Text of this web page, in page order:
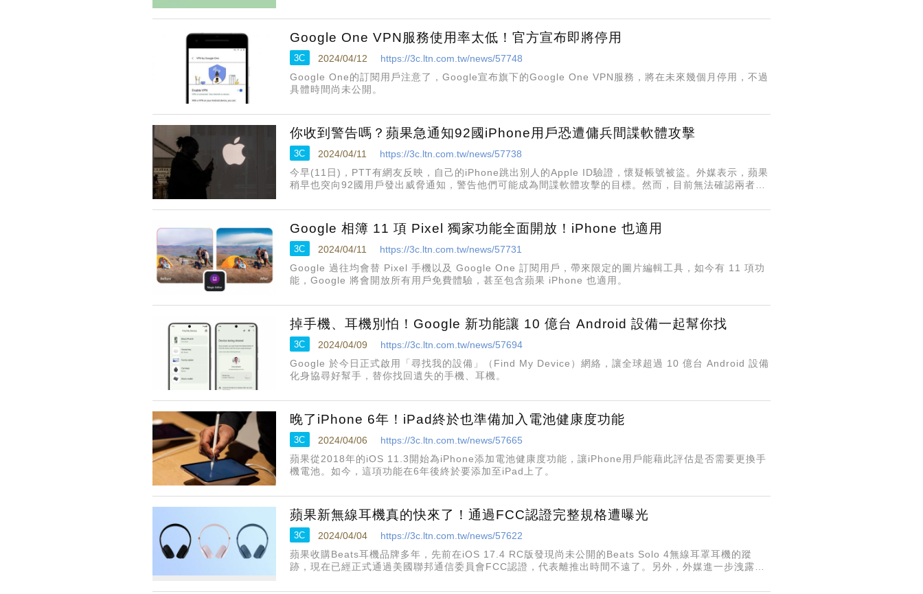
Google One VPN服務使用率太低！官方宣布即將停用
3C 2024/04/12
https://3c.ltn.com.tw/news/57748
Google One的訂閱用戶注意了，Google宣布旗下的Google One VPN服務，將在未來幾個月停用，不過
具體時間尚未公開。
你收到警告嗎？蘋果急通知92國iPhone用戶恐遭傭兵間諜軟體攻擊
3C 2024/04/11
https://3c.ltn.com.tw/news/57738
今早(11日)，PTT有網友反映，自己的iPhone跳出別人的Apple ID驗證，懷疑帳號被盜。外媒表示，蘋果
稍早也突向92國用戶發出威脅通知，警告他們可能成為間諜軟體攻擊的目標。然而，目前無法確認兩者是
Google 相簿 11 項 Pixel 獨家功能全面開放！iPhone 也適用
3C 2024/04/11
https://3c.ltn.com.tw/news/57731
Google 過往均會替 Pixel 手機以及 Google One 訂閱用戶，帶來限定的圖片編輯工具，如今有 11 項功
能，Google 將會開放所有用戶免費體驗，甚至包含蘋果 iPhone 也適用。
掉手機、耳機別怕！Google 新功能讓 10 億台 Android 設備一起幫你找
3C 2024/04/09
https://3c.ltn.com.tw/news/57694
Google 於今日正式啟用「尋找我的設備」（Find My Device）網絡，讓全球超過 10 億台 Android 設備
化身協尋好幫手，替你找回遺失的手機、耳機。
晚了iPhone 6年！iPad終於也準備加入電池健康度功能
3C 2024/04/06
https://3c.ltn.com.tw/news/57665
蘋果從2018年的iOS 11.3開始為iPhone添加電池健康度功能，讓iPhone用戶能藉此評估是否需要更換手
機電池。如今，這項功能在6年後終於要添加至iPad上了。
蘋果新無線耳機真的快來了！通過FCC認證完整規格遭曝光
3C 2024/04/04
https://3c.ltn.com.tw/news/57622
蘋果收購Beats耳機品牌多年，先前在iOS 17.4 RC版發現尚未公開的Beats Solo 4無線耳罩耳機的蹤
跡，現在已經正式通過美國聯邦通信委員會FCC認證，代表離推出時間不遠了。另外，外媒進一步洩露了